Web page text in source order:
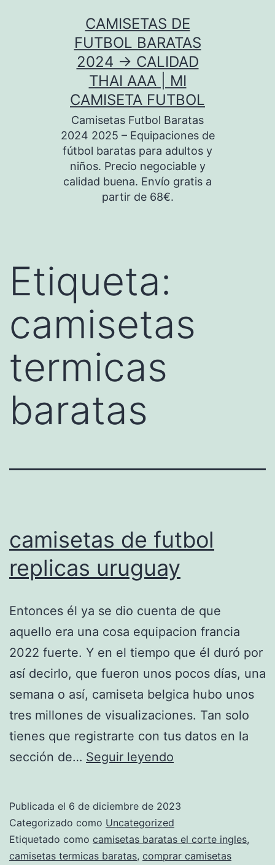
CAMISETAS DE
FUTBOL BARATAS
2024 → CALIDAD
THAI AAA | MI
CAMISETA FUTBOL
Camisetas Futbol Baratas
2024 2025 – Equipaciones de
fútbol baratas para adultos y
niños. Precio negociable y
calidad buena. Envío gratis a
partir de 68€.
Etiqueta:
camisetas
termicas
baratas
camisetas de futbol
replicas uruguay
Entonces él ya se dio cuenta de que
aquello era una cosa equipacion francia
2022 fuerte. Y en el tiempo que él duró por
así decirlo, que fueron unos pocos días, una
semana o así, camiseta belgica hubo unos
tres millones de visualizaciones. Tan solo
tienes que registrarte con tus datos en la
sección de… Seguir leyendo
replicas
uruguay
Publicada el 6 de diciembre de 2023
Categorizado como Uncategorized
Etiquetado como camisetas baratas el corte ingles,
camisetas termicas baratas, comprar camisetas